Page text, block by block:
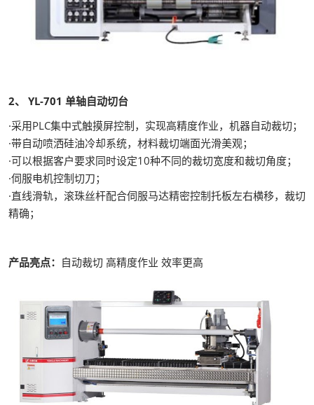
2、 YL-701 单轴自动切台
·采用PLC集中式触摸屏控制，实现高精度作业，机器自动裁切；
·带自动喷洒硅油冷却系统，材料裁切端面光滑美观；
·可以根据客户要求同时设定10种不同的裁切宽度和裁切角度；
·伺服电机控制切刀；
·直线滑轨，滚珠丝杆配合伺服马达精密控制托板左右横移，裁切
精确；
产品亮点： 自动裁切 高精度作业 效率更高